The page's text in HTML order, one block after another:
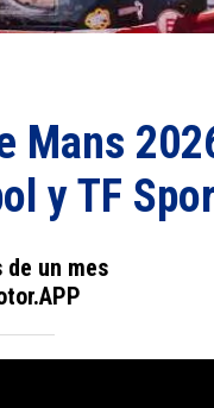
Mans
y TF
de un mes